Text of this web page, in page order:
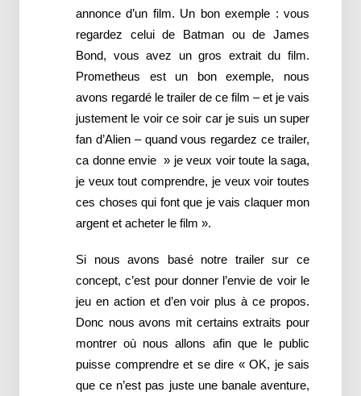
annonce d’un film. Un bon exemple : vous
regardez celui de Batman ou de James
Bond, vous avez un gros extrait du film.
Prometheus est un bon exemple, nous
avons regardé le trailer de ce film – et je vais
justement le voir ce soir car je suis un super
fan d’Alien – quand vous regardez ce trailer,
ca donne envie » je veux voir toute la saga,
je veux tout comprendre, je veux voir toutes
ces choses qui font que je vais claquer mon
argent et acheter le film ».
Si nous avons basé notre trailer sur ce
concept, c’est pour donner l’envie de voir le
jeu en action et d’en voir plus à ce propos.
Donc nous avons mit certains extraits pour
montrer où nous allons afin que le public
puisse comprendre et se dire « OK, je sais
que ce n’est pas juste une banale aventure,